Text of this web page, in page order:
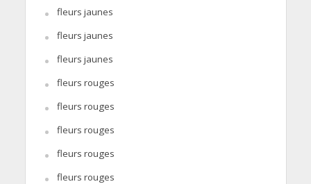
fleurs jaunes
fleurs jaunes
fleurs jaunes
fleurs rouges
fleurs rouges
fleurs rouges
fleurs rouges
fleurs rouges